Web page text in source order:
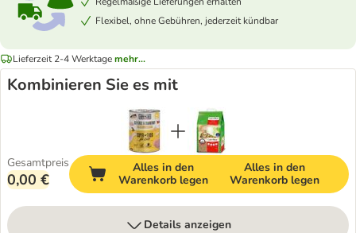
Flexibel, ohne Gebühren, jederzeit kündbar
Lieferzeit 2-4 Werktagemehr...
Kombinieren Sie es mit
Gesamtpreis
0,00 €
Alles in den
Warenkorb legen
Alles in den
Warenkorb legen
Details anzeigen